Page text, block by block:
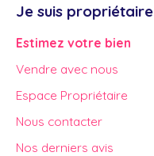
Je suis propriétaire
Estimez votre bien
Vendre avec nous
Espace Propriétaire
Nous contacter
Nos derniers avis